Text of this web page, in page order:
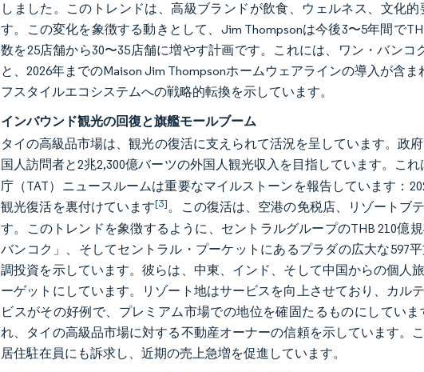
しました。このトレンドは、高級ブランドが飲食、ウェルネス、文化
す。この変化を象徴する動きとして、Jim Thompsonは今後3〜5年間で
数を25店舗から30〜35店舗に増やす計画です。これには、ワン・バン
と、2026年までのMaison Jim Thompsonホームウェアラインの導入が含
フスタイルエコシステムへの戦略的転換を示しています。
インバウンド観光の回復と旗艦モールブーム
タイの高級品市場は、観光の復活に支えられて活況を呈しています。政
国人訪問者と2兆2,300億バーツの外国人観光収入を目指しています。こ
庁（TAT）ニュースルームは重要なマイルストーンを報告しています：
観光復活を裏付けています[3]。この復活は、空港の免税店、リゾートブ
す。このトレンドを象徴するように、セントラルグループのTHB 210億
バンコク」、そしてセントラル・プーケットにあるプラダの広大な597
調投資を示しています。彼らは、中東、インド、そして中国からの個人
ーゲットにしています。リゾート地はサービスを向上させており、カル
ビスがその好例で、プレミアム市場での地位を確固たるものにしてい
れ、タイの高級品市場に対する不動産オーナーの信頼を示しています。
居住駐在員にも訴求し、近期の売上急増を促進しています。